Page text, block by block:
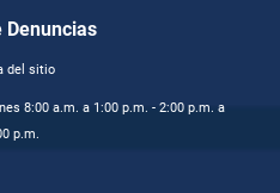
Denuncias
del sitio
8:00 a.m. a 1:00 p.m. - 2:00 p.m. a
p.m.